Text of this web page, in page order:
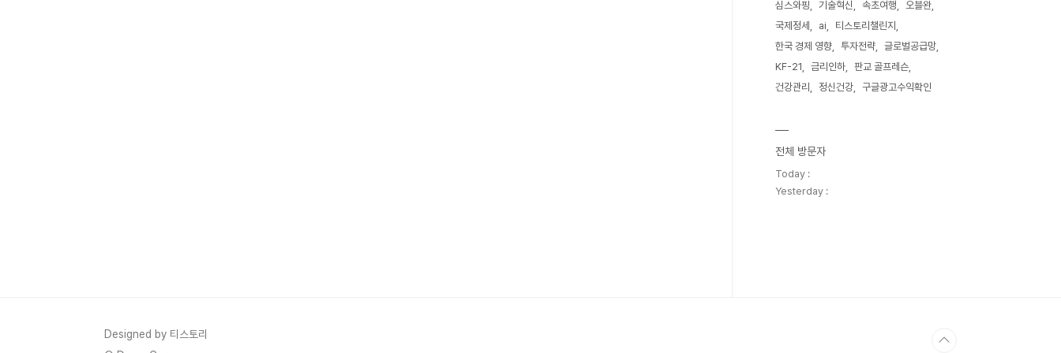
심스와핑
기술혁신 속초여행
오블완
국제정세
ai
티스토리챌린지
한국 경제 영향
투자전략
글로벌공급망
KF-21
금리인하
판교 골프레슨
건강관리
정신건강 구글광고수익확인
전체 방문자
Today :
Yesterday :
Designed by 티스토리